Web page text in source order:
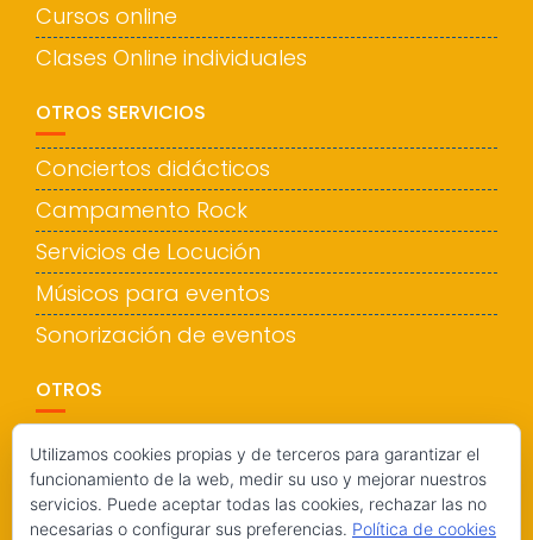
Cursos online
Clases Online individuales
OTROS SERVICIOS
Conciertos didácticos
Campamento Rock
Servicios de Locución
Músicos para eventos
Sonorización de eventos
OTROS
Política de privacidad
Política de cookies
Más información sobre las cookies
Utilizamos cookies propias y de terceros para garantizar el
funcionamiento de la web, medir su uso y mejorar nuestros
servicios. Puede aceptar todas las cookies, rechazar las no
necesarias o configurar sus preferencias. Política de cookies